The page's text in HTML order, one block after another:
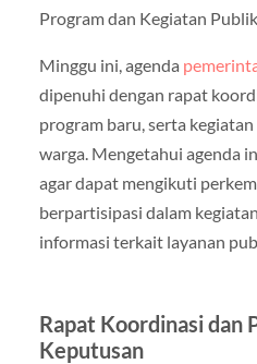
Program dan Kegiatan Publik
Minggu ini, agenda
dipenuhi dengan rapat
program baru, serta
warga. Mengetahui agenda
agar dapat mengikuti
berpartisipasi dalam
informasi terkait layanan
Rapat Koordinasi dan
Keputusan